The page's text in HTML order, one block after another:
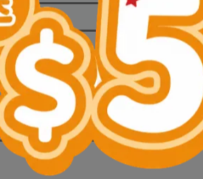
公司
街18號
8